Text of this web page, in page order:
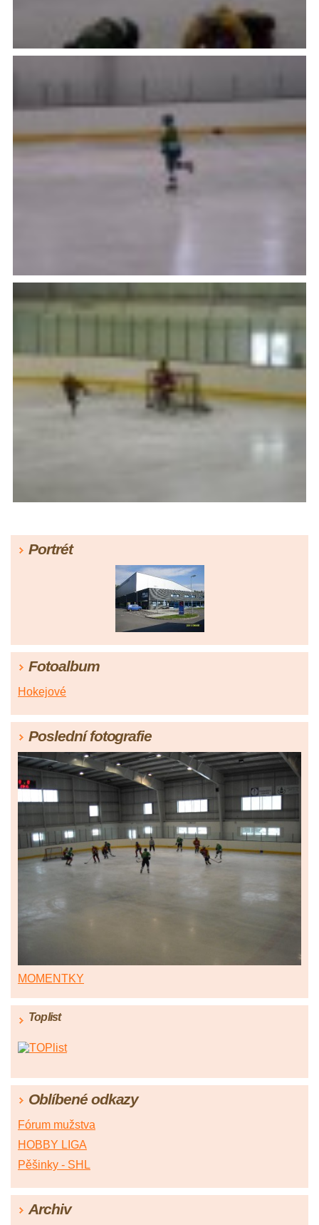
Portrét
Fotoalbum
Hokejové
Poslední fotografie
MOMENTKY
Toplist
Oblíbené odkazy
Fórum mužstva
HOBBY LIGA
Pěšinky - SHL
Archiv